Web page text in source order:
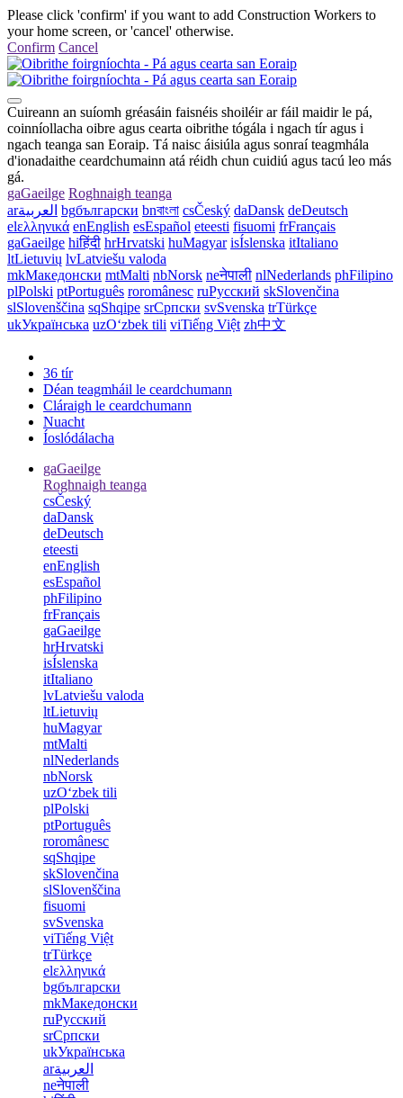
Please click 'confirm' if you want to add Construction Workers to
your home screen, or 'cancel' otherwise.
Confirm Cancel
Cuireann an suíomh gréasáin faisnéis shoiléir ar fáil maidir le pá,
coinníollacha oibre agus cearta oibrithe tógála i ngach tír agus i
ngach teanga san Eoraip. Tá naisc áisiúla agus sonraí teagmhála
d'ionadaithe ceardchumainn atá réidh chun cuidiú agus tacú leo más
gá.
gaGaeilge Roghnaigh teanga
arالعربية bgбългарски bnবাংলা csČeský daDansk deDeutsch
elελληνικά enEnglish esEspañol eteesti fisuomi frFrançais
gaGaeilge hiहिंदी hrHrvatski huMagyar isÍslenska itItaliano
ltLietuvių lvLatviešu valoda
mkМакедонски mtMalti nbNorsk neनेपाली nlNederlands phFilipino
plPolski ptPortuguês roromânesc ruРусский skSlovenčina
slSlovenščina sqShqipe srСрпски svSvenska trTürkçe
ukУкраїнська uzOʻzbek tili viTiếng Việt zh中文
36 tír
Déan teagmháil le ceardchumann
Cláraigh le ceardchumann
Nuacht
Íoslódálacha
gaGaeilge
Roghnaigh teanga
csČeský
daDansk
deDeutsch
eteesti
enEnglish
esEspañol
phFilipino
frFrançais
gaGaeilge
hrHrvatski
isÍslenska
itItaliano
lvLatviešu valoda
ltLietuvių
huMagyar
mtMalti
nlNederlands
nbNorsk
uzOʻzbek tili
plPolski
ptPortuguês
roromânesc
sqShqipe
skSlovenčina
slSlovenščina
fisuomi
svSvenska
viTiếng Việt
trTürkçe
elελληνικά
bgбългарски
mkМакедонски
ruРусский
srСрпски
ukУкраїнська
arالعربية
neनेपाली